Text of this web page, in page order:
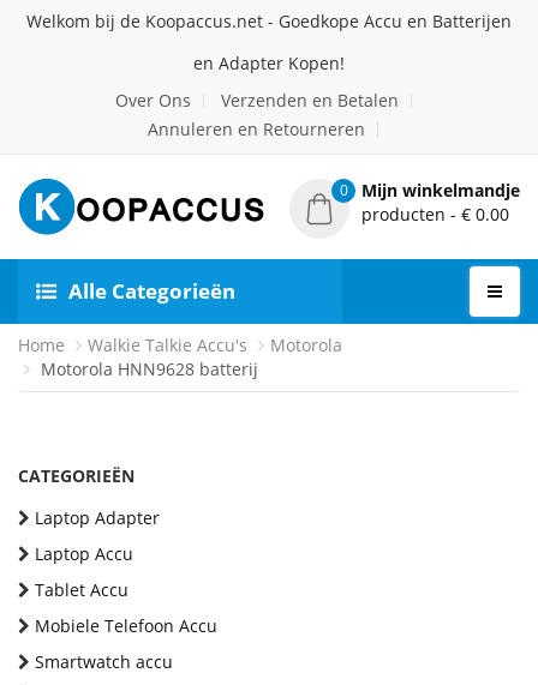
Welkom bij de Koopaccus.net - Goedkope Accu en Batterijen
en Adapter Kopen!
Over Ons
Verzenden en Betalen
Annuleren en Retourneren
0
Mijn winkelmandje
producten - € 0.00
Alle Categorieën
Home Walkie Talkie Accu's
Motorola
Motorola HNN9628 batterij
CATEGORIEËN
Laptop Adapter
Laptop Accu
Tablet Accu
Mobiele Telefoon Accu
Smartwatch accu